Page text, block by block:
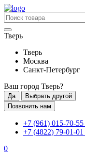
Тверь
Тверь
Москва
Санкт-Петербург
Ваш город Тверь?
Да
Выбрать другой
Позвонить нам
+7 (961) 015-70-55
+7 (4822) 79-01-01
0